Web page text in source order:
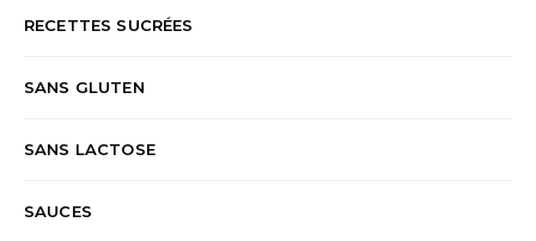
RECETTES SUCRÉES
SANS GLUTEN
SANS LACTOSE
SAUCES